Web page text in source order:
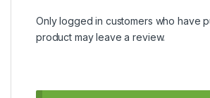
Only logged in customers who have
product may leave a review.